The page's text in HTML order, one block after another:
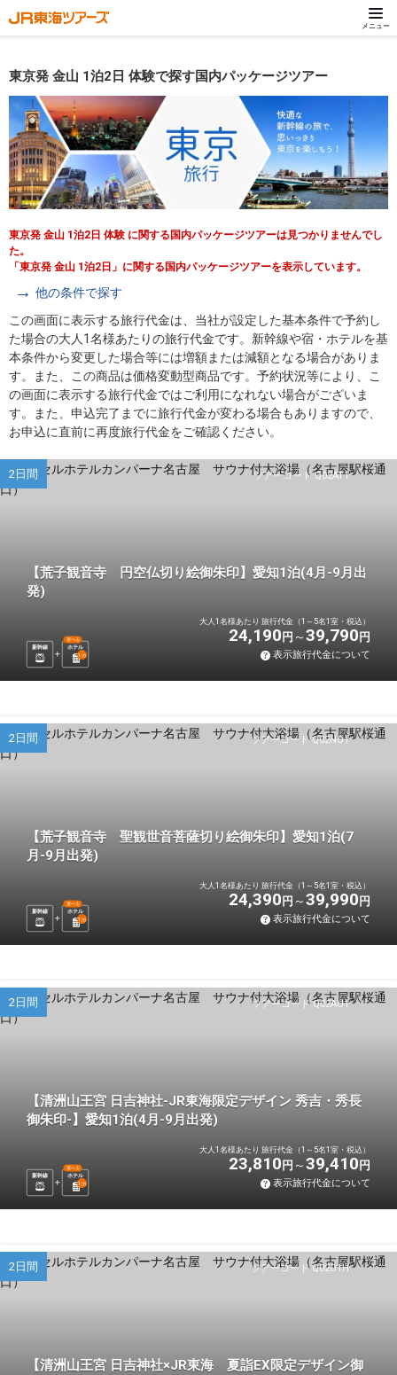
メニュー
東京発 金山 1泊2日 体験で探す国内パッケージツアー
東京発 金山 1泊2日 体験 に関する国内パッケージツアーは見つかりませんでし
た。
「東京発 金山 1泊2日」に関する国内パッケージツアーを表示しています。
他の条件で探す
この画面に表示する旅行代金は、当社が設定した基本条件で予約し
た場合の大人1名様あたりの旅行代金です。新幹線や宿・ホテルを基
本条件から変更した場合等には増額または減額となる場合がありま
す。また、この商品は価格変動型商品です。予約状況等により、こ
の画面に表示する旅行代金ではご利用になれない場合がございま
す。また、申込完了までに旅行代金が変わる場合もありますので、
お申込に直前に再度旅行代金をご確認ください。
ツアーコード Q02AT1
2日間
【荒子観音寺 円空仏切り絵御朱印】愛知1泊(4月-9月出
発)
新幹線 ホテル
選べる
1 泊
大人1名様あたり 旅行代金（1～5名1室・税込）
24,190 円 39,790 円
表示旅行代金について
ツアーコード Q02NO1
2日間
【荒子観音寺 聖観世音菩薩切り絵御朱印】愛知1泊(7
月-9月出発)
新幹線 ホテル
選べる
1 泊
大人1名様あたり 旅行代金（1～5名1室・税込）
24,390 円 39,990 円
表示旅行代金について
ツアーコード Q02AU1
2日間
【清洲山王宮 日吉神社-JR東海限定デザイン 秀吉・秀長
御朱印-】愛知1泊(4月-9月出発)
新幹線 ホテル
選べる
1 泊
大人1名様あたり 旅行代金（1～5名1室・税込）
23,810 円 39,410 円
表示旅行代金について
ツアーコード Q02O1H
2日間
【清洲山王宮 日吉神社×JR東海 夏詣EX限定デザイン御